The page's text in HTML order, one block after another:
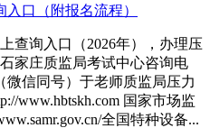
口（附报名流程）
查询入口（2026年），办理压
家庄质监局考试中心咨询电
微信同号）于老师质监局压力
www.hbtskh.com 国家市场监
全国特种设备...